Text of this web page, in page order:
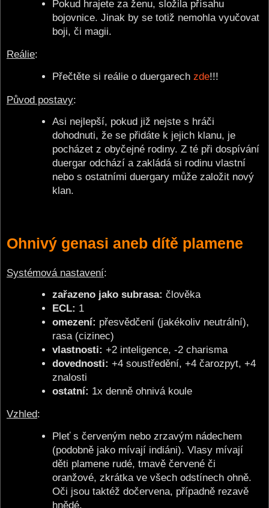
Pokud hrajete za ženu, složila přísahu
bojovnice. Jinak by se totiž nemohla vyučovat
boji, či magii.
Reálie:
Přečtěte si reálie o duergarechzde!!!
Původ postavy:
Asi nejlepší, pokud již nejste s hráči
dohodnuti, že se přidáte k jejich klanu, je
pocházet z obyčejné rodiny. Z té při dospívání
duergar odchází a zakládá si rodinu vlastní
nebo s ostatními duergary může založit nový
klan.
Ohnivý genasi aneb dítě plamene
Systémová nastavení:
zařazeno jako subrasa: člověka
ECL: 1
omezení: přesvědčení (jakékoliv neutrální),
rasa (cizinec)
vlastnosti: +2 inteligence, -2 charisma
dovednosti: +4 soustředění, +4 čarozpyt, +4
znalosti
ostatní: 1x denně ohnivá koule
Vzhled:
Pleť s červeným nebo zrzavým nádechem
(podobně jako mívají indiáni). Vlasy mívají
děti plamene rudé, tmavě červené či
oranžové, zkrátka ve všech odstínech ohně.
Oči jsou taktéž dočervena, případně rezavě
hnědé.